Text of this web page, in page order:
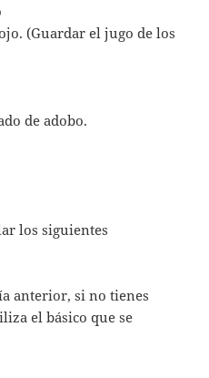
(Guardar el jugo de los
de adobo.
los siguientes
anterior, si no tienes
el básico que se